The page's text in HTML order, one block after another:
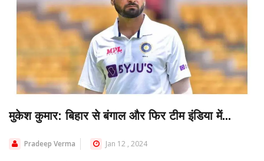
मुकेश कुमार: बिहार से बंगाल और फिर टीम इंडिया में...
Pradeep Verma Jan 12 , 2024